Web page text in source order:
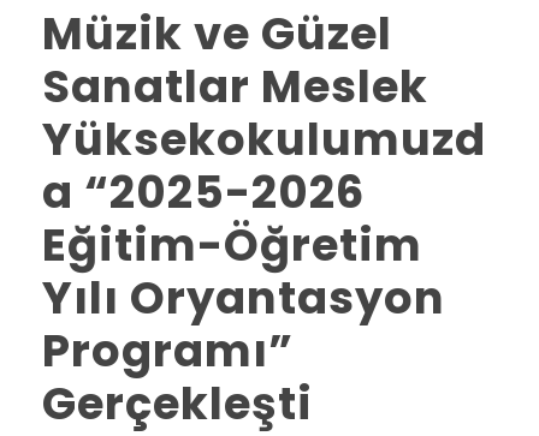
Müzik ve Güzel
Sanatlar Meslek
Yüksekokulumuzd
a “2025-2026
Eğitim-Öğretim
Yılı Oryantasyon
Programı”
Gerçekleşti